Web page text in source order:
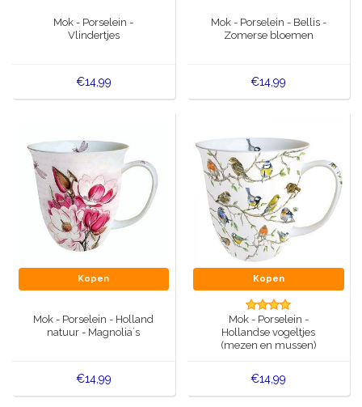
Wens & Ansichtkaarten
Koninghuis artikelen
Wandborden - Gekleurd en Delfts blauw
Peper en Zout stelletjes
Speelkaarten
Delfts blauwe magneten
Mok - Porselein -
Vlindertjes
€14,99
Mok - Porselein - Bellis -
Zomerse bloemen
€14,99
Kopen
Mok - Porselein - Holland
natuur - Magnolia`s
€14,99
Kopen
Mok - Porselein -
Hollandse vogeltjes
(mezen en mussen)
€14,99